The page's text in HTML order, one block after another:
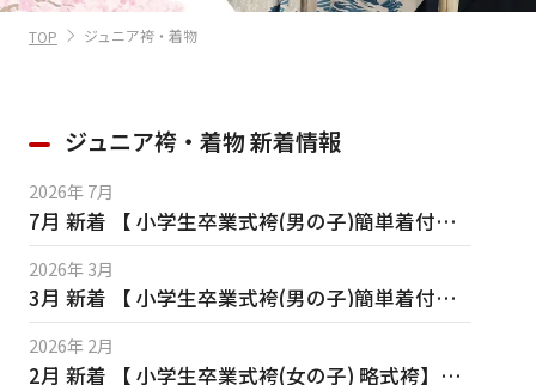
ご利用ガイド
サポート
会社情報
条件検索
ご利用日
TOP ジュニア袴・着物
ジュニア袴・着物 新着情報
2026年 7月
7月 新着 【 小学生卒業式袴(男の子)簡単着付け 】入荷！
2026年 3月
3月 新着 【 小学生卒業式袴(男の子)簡単着付け 】入荷！
2026年 2月
2月 新着 【 小学生卒業式袴(女の子) 略式袴】入荷！